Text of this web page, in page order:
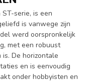
serie, is een
is vanwege zijn
werd oorspronkelijk
met een robuust
De horizontale
en is eenvoudig
onder hobbyisten en